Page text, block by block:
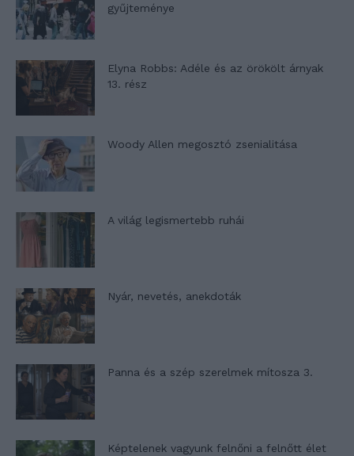
gyűjteménye
Elyna Robbs: Adéle és az örökölt árnyak
13. rész
Woody Allen megosztó zsenialitása
A világ legismertebb ruhái
Nyár, nevetés, anekdoták
Panna és a szép szerelmek mítosza 3.
Képtelenek vagyunk felnőni a felnőtt élet